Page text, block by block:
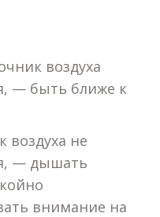
воздуха
— быть ближе к
воздуха не
— дышать
внимание на